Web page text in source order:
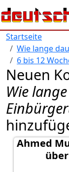
Direkt zum Inhalt
Startseite
Wie lange
6 bis 12
Neuen
Wie
Ahmed